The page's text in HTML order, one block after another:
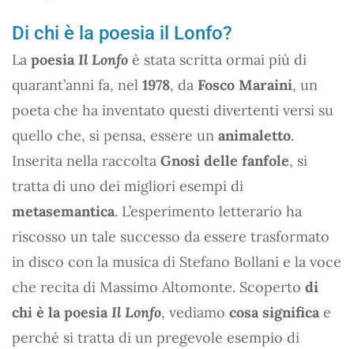
Di chi è la poesia il Lonfo?
La poesia Il Lonfo è stata scritta ormai più di
quarant’anni fa, nel 1978, da Fosco Maraini, un
poeta che ha inventato questi divertenti versi su
quello che, si pensa, essere un animaletto.
Inserita nella raccolta Gnosi delle fanfole, si
tratta di uno dei migliori esempi di
metasemantica. L’esperimento letterario ha
riscosso un tale successo da essere trasformato
in disco con la musica di Stefano Bollani e la voce
che recita di Massimo Altomonte. Scoperto di
chi è la poesia Il Lonfo, vediamo cosa significa e
perché si tratta di un pregevole esempio di